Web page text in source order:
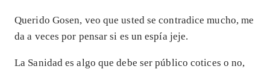
Querido Gosen, veo que usted se contradice mucho, me
da a veces por pensar si es un espía jeje.
La Sanidad es algo que debe ser público cotices o no,